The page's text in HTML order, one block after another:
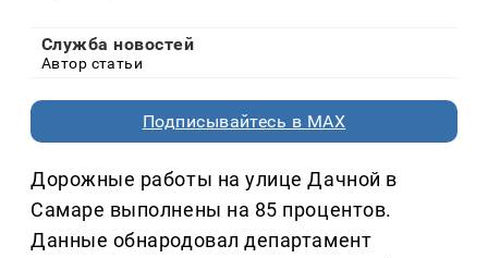
Служба новостей
Автор статьи
Подписывайтесь в MAX
Дорожные работы на улице Дачной в
Самаре выполнены на 85 процентов.
Данные обнародовал департамент